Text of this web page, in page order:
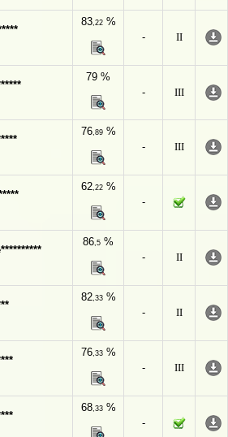
83,22%
-
II
79 %
-
III
76,89%
-
III
62,22%
-
86,5 %
-
II
82,33%
-
II
76,33%
-
III
68,33%
-